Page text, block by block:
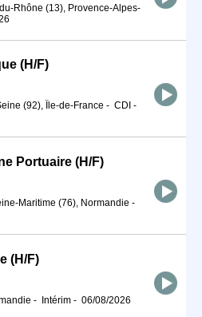
Rhône (13), Provence-Alpes-
(H/F)
(92), Île-de-France - CDI -
Portuaire (H/F)
Maritime (76), Normandie -
(H/F)
- Intérim - 06/08/2026